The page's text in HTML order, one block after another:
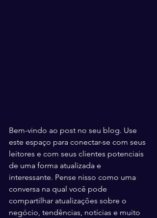
Bem-vindo ao post no seu blog. Use
este espaço para conectar-se com seus
leitores e com seus clientes potenciais
de uma forma atualizada e
interessante. Pense nisso como uma
conversa na qual você pode
compartilhar atualizações sobre o
negócio, tendências, notícias e muito